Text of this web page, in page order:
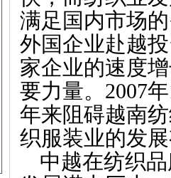
满足国内市场
外国企业赴越
家企业的速度
要力量。 2007年
年来阻碍越南
织服装业的发
中越在纺织